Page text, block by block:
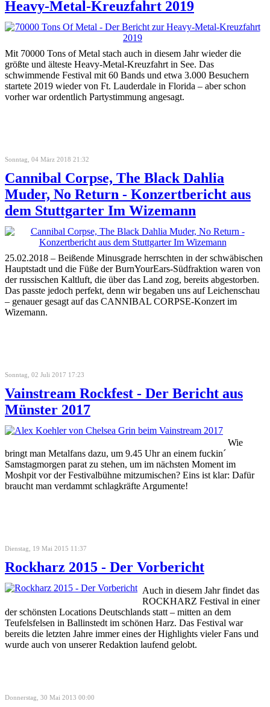
Heavy-Metal-Kreuzfahrt 2019
Mit 70000 Tons of Metal stach auch in diesem Jahr wieder die
größte und älteste Heavy-Metal-Kreuzfahrt in See. Das
schwimmende Festival mit 60 Bands und etwa 3.000 Besuchern
startete 2019 wieder von Ft. Lauderdale in Florida – aber schon
vorher war ordentlich Partystimmung angesagt.
Sonntag, 04 März 2018 21:32
Cannibal Corpse, The Black Dahlia
Muder, No Return - Konzertbericht aus
dem Stuttgarter Im Wizemann
25.02.2018 – Beißende Minusgrade herrschten in der schwäbischen
Hauptstadt und die Füße der BurnYourEars-Südfraktion waren von
der russischen Kaltluft, die über das Land zog, bereits abgestorben.
Das passte jedoch perfekt, denn wir begaben uns auf Leichenschau
– genauer gesagt auf das CANNIBAL CORPSE-Konzert im
Wizemann.
Sonntag, 02 Juli 2017 17:23
Vainstream Rockfest - Der Bericht aus
Münster 2017
Wie
bringt man Metalfans dazu, um 9.45 Uhr an einem fuckin´
Samstagmorgen parat zu stehen, um im nächsten Moment im
Moshpit vor der Festivalbühne mitzumischen? Eins ist klar: Dafür
braucht man verdammt schlagkräfte Argumente!
Dienstag, 19 Mai 2015 11:37
Rockharz 2015 - Der Vorbericht
Auch in diesem Jahr findet das
ROCKHARZ Festival in einer
der schönsten Locations Deutschlands statt – mitten an dem
Teufelsfelsen in Ballinstedt im schönen Harz. Das Festival war
bereits die letzten Jahre immer eines der Highlights vieler Fans und
wurde auch von unserer Redaktion laufend gelobt.
Donnerstag, 30 Mai 2013 00:00